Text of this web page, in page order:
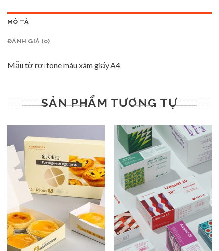
MÔ TẢ
ĐÁNH GIÁ (0)
Mẫu tờ rơi tone màu xám giấy A4
SẢN PHẨM TƯƠNG TỰ